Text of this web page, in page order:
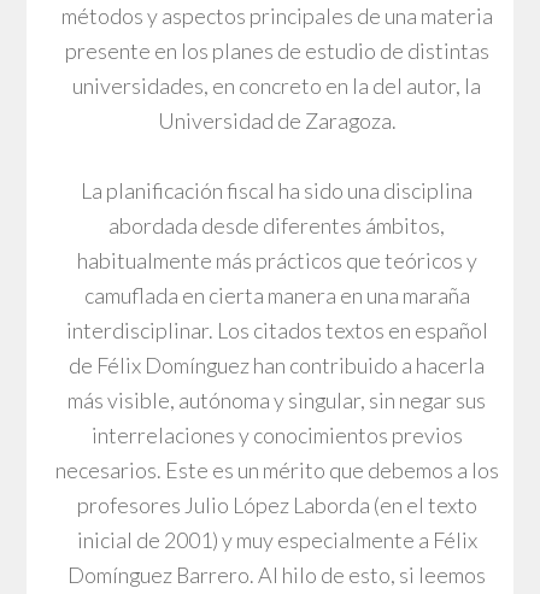
métodos y aspectos principales de una materia
presente en los planes de estudio de distintas
universidades, en concreto en la del autor, la
Universidad de Zaragoza.
La planificación fiscal ha sido una disciplina
abordada desde diferentes ámbitos,
habitualmente más prácticos que teóricos y
camuflada en cierta manera en una maraña
interdisciplinar. Los citados textos en español
de Félix Domínguez han contribuido a hacerla
más visible, autónoma y singular, sin negar sus
interrelaciones y conocimientos previos
necesarios. Este es un mérito que debemos a los
profesores Julio López Laborda (en el texto
inicial de 2001) y muy especialmente a Félix
Domínguez Barrero. Al hilo de esto, si leemos